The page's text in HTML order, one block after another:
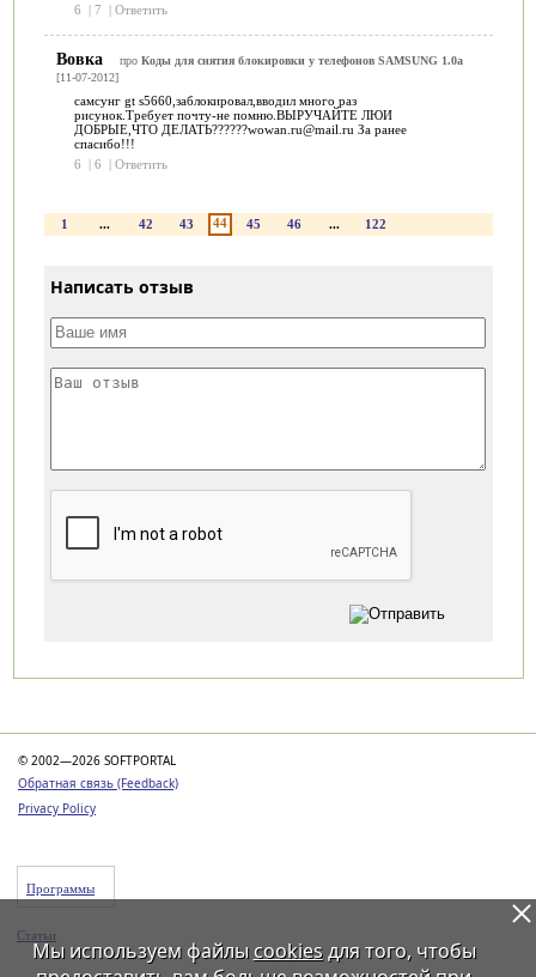
6
| 7 | Ответить
Вовка про Коды для снятия блокировки у телефонов SAMSUNG 1.0a
[11-07-2012]
самсунг gt s5660,заблокировал,вводил много раз
рисунок.Требует почту-не помню.ВЫРУЧАЙТЕ ЛЮИ
ДОБРЫЕ,ЧТО ДЕЛАТЬ??????wowan.ru@mail.ru За ранее
спасибо!!!
6
| 6 | Ответить
1 ... 42 43 44 45 46 ... 122
Написать отзыв
© 2002—2026 SOFTPORTAL
Обратная связь (Feedback)
Privacy Policy
Программы
Статьи
Мы используем файлы cookiesдля того, чтобы